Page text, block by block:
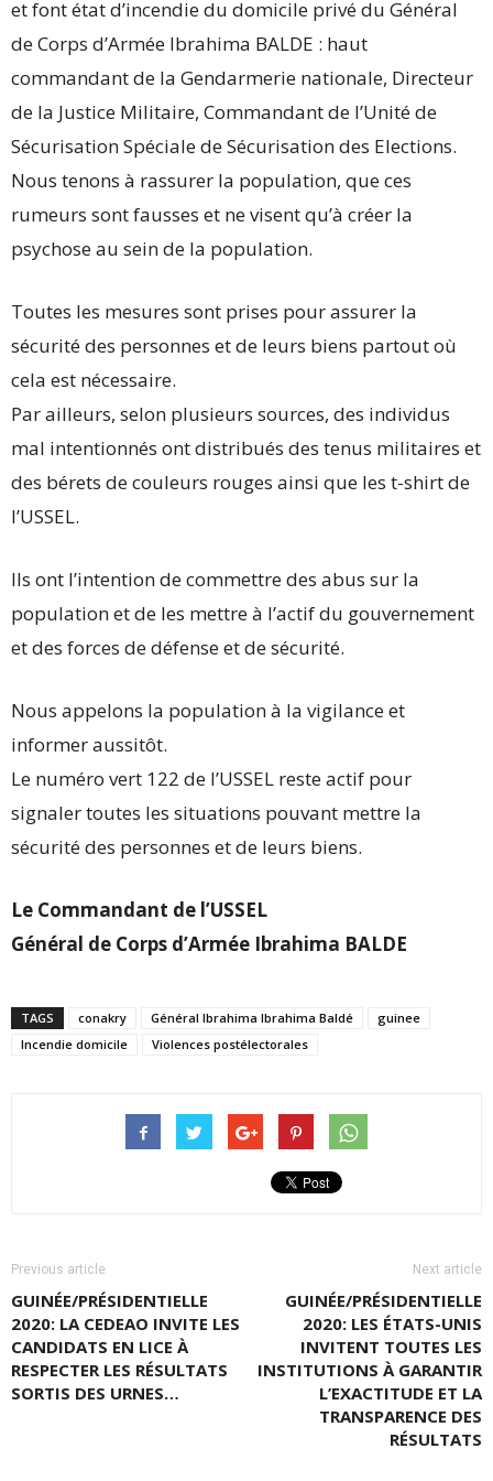
et font état d’incendie du domicile privé du Général
de Corps d’Armée Ibrahima BALDE : haut
commandant de la Gendarmerie nationale, Directeur
de la Justice Militaire, Commandant de l’Unité de
Sécurisation Spéciale de Sécurisation des Elections.
Nous tenons à rassurer la population, que ces
rumeurs sont fausses et ne visent qu’à créer la
psychose au sein de la population.
Toutes les mesures sont prises pour assurer la
sécurité des personnes et de leurs biens partout où
cela est nécessaire.
Par ailleurs, selon plusieurs sources, des individus
mal intentionnés ont distribués des tenus militaires et
des bérets de couleurs rouges ainsi que les t-shirt de
l’USSEL.
Ils ont l’intention de commettre des abus sur la
population et de les mettre à l’actif du gouvernement
et des forces de défense et de sécurité.
Nous appelons la population à la vigilance et
informer aussitôt.
Le numéro vert 122 de l’USSEL reste actif pour
signaler toutes les situations pouvant mettre la
sécurité des personnes et de leurs biens.
Le Commandant de l’USSEL
Général de Corps d’Armée Ibrahima BALDE
TAGS conakry Général Ibrahima Ibrahima Baldé
guinee
Incendie domicile
Violences postélectorales
Previous article
GUINÉE/PRÉSIDENTIELLE
2020: LA CEDEAO INVITE LES
CANDIDATS EN LICE À
RESPECTER LES RÉSULTATS
SORTIS DES URNES…
Next article
GUINÉE/PRÉSIDENTIELLE
2020: LES ÉTATS-UNIS
INVITENT TOUTES LES
INSTITUTIONS À GARANTIR
L’EXACTITUDE ET LA
TRANSPARENCE DES
RÉSULTATS